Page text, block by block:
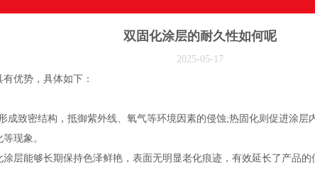
双固化涂层的耐久性如何呢
2025-05-17
优势，具体如下：
密结构，抵御紫外线、氧气等环境因素的侵蚀;热固化则促进涂层
现象。
能够长期保持色泽鲜艳，表面无明显老化痕迹，有效延长了产品的